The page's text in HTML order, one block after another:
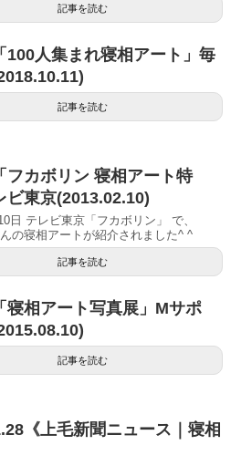
記事を読む
100人集まれ寝相アート」毎
記事を読む
フカボリン 寝相アート特
ビ東京(2013.02.10)
日 テレビ東京「フカボリン」 で、
の寝相アートが紹介されました^ ^
記事を読む
寝相アート写真展」Mサポ
記事を読む
《上毛新聞ニュース｜寝相